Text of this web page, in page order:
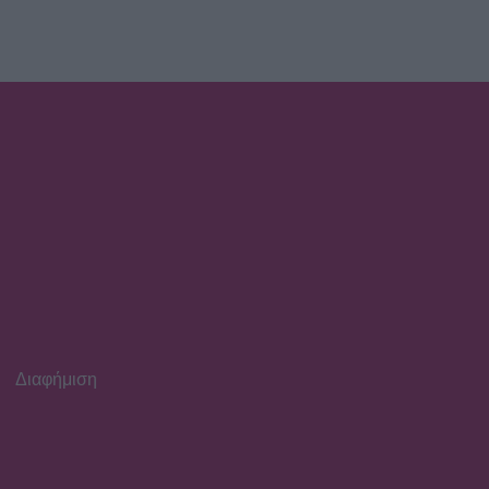
Διαφήμιση